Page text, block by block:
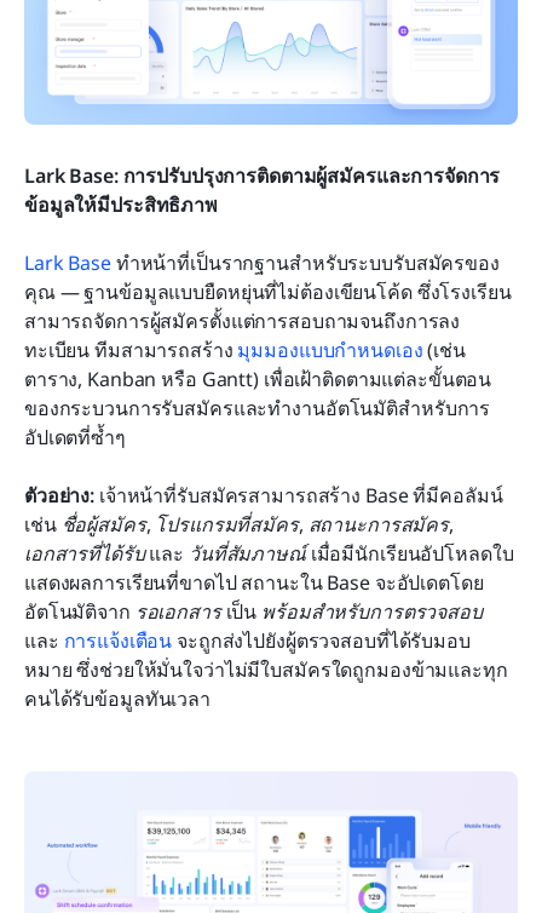
Lark Base: การปรับปรุงการติดตามผู้สมัครและการจัดการ
ข้อมูลให้มีประสิทธิภาพ
Lark Base ทำหน้าที่เป็นรากฐานสำหรับระบบรับสมัครของ
คุณ — ฐานข้อมูลแบบยืดหยุ่นที่ไม่ต้องเขียนโค้ด ซึ่งโรงเรียน
สามารถจัดการผู้สมัครตั้งแต่การสอบถามจนถึงการลง
ทะเบียน ทีมสามารถสร้าง มุมมองแบบกำหนดเอง (เช่น
ตาราง, Kanban หรือ Gantt) เพื่อเฝ้าติดตามแต่ละขั้นตอน
ของกระบวนการรับสมัครและทำงานอัตโนมัติสำหรับการ
อัปเดตที่ซ้ำๆ
ตัวอย่าง: เจ้าหน้าที่รับสมัครสามารถสร้าง Base ที่มีคอลัมน์
เช่น ชื่อผู้สมัคร, โปรแกรมที่สมัคร, สถานะการสมัคร
เอกสารที่ได้รับ และ วันที่สัมภาษณ์ เมื่อมีนักเรียนอัปโหลดใบ
แสดงผลการเรียนที่ขาดไป สถานะใน Base จะอัปเดตโดย
อัตโนมัติจาก รอเอกสาร เป็น พร้อมสำหรับการตรวจสอบ
และ การแจ้งเตือน จะถูกส่งไปยังผู้ตรวจสอบที่ได้รับมอบ
หมาย ซึ่งช่วยให้มั่นใจว่าไม่มีใบสมัครใดถูกมองข้ามและทุก
คนได้รับข้อมูลทันเวลา